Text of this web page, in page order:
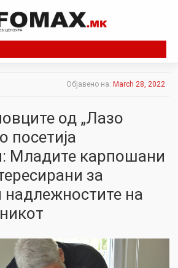
Објавено на: March 28, 2022
од „Лазо
посетија
Младите карпошани
за
надлежностите на